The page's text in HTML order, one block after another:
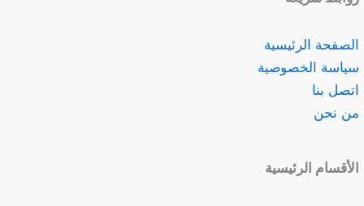
الصفحة الرئيسية
سياسة الخصوصية
اتصل بنا
من نحن
الأقسام الرئيسية